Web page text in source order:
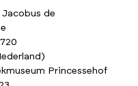
Jacobus de
Princessehof